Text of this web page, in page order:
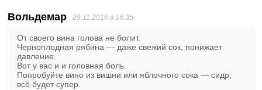
Вольдемар 29.11.2016 в 16:35
От своего вина голова не болит.
Черноплодная рябина — даже свежий сок, понижает
давление.
Вот у вас и и головная боль.
Попробуйте вино из вишни или яблочного сока — сидр,
всё будет супер.